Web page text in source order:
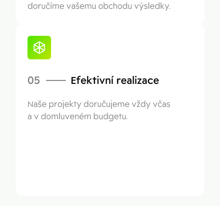
doručíme vašemu obchodu výsledky.
05 Efektivní realizace
Naše projekty doručujeme vždy včas
a v domluveném budgetu.